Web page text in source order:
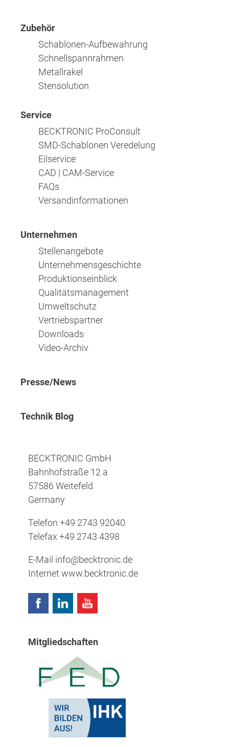
Zubehör
Schablonen-Aufbewahrung
Schnellspannrahmen
Metallrakel
Stensolution
Service
BECKTRONIC ProConsult
SMD-Schablonen Veredelung
Eilservice
CAD | CAM-Service
FAQs
Versandinformationen
Unternehmen
Stellenangebote
Unternehmensgeschichte
Produktionseinblick
Qualitätsmanagement
Umweltschutz
Vertriebspartner
Downloads
Video-Archiv
Presse/News
Technik Blog
BECKTRONIC GmbH
Bahnhofstraße 12 a
57586 Weitefeld
Germany
Telefon +49 2743 92040
Telefax +49 2743 4398
E-Mail info@becktronic.de
Internet www.becktronic.de
Mitgliedschaften